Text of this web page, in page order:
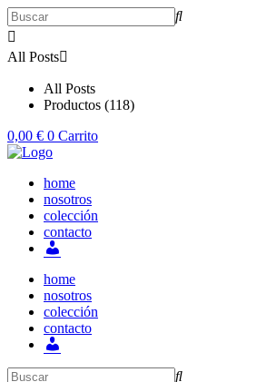
Ir
al
contenido
All Posts
All Posts
Productos (118)
0,00 € 0 Carrito
home
nosotros
colección
contacto
home
nosotros
colección
contacto